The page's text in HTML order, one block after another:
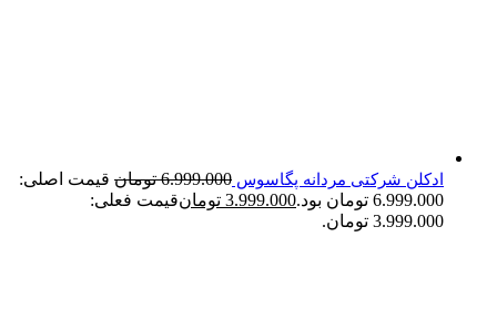
ادکلن شرکتی مردانه پگاسوس 6.999.000 تومان قیمت اصلی:
6.999.000 تومان بود.
3.999.000 تومانقیمت فعلی:
3.999.000 تومان.